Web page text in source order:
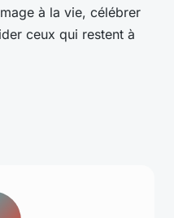
à la vie, célébrer
ceux qui restent à